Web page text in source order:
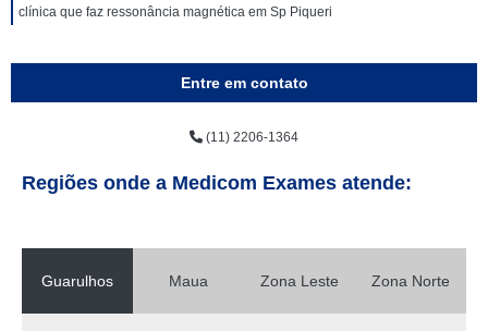
clínica que faz ressonância magnética em Sp Piqueri
Entre em contato
(11) 2206-1364
Regiões onde a Medicom Exames atende:
Guarulhos Maua Zona Leste Zona Norte